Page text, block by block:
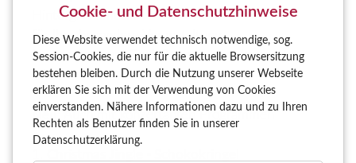
Cookie- und Datenschutzhinweise
Diese Website verwendet technisch notwendige, sog.
Session-Cookies, die nur für die aktuelle Browsersitzung
bestehen bleiben. Durch die Nutzung unserer Webseite
erklären Sie sich mit der Verwendung von Cookies
einverstanden. Nähere Informationen dazu und zu Ihren
Rechten als Benutzer finden Sie in unserer
Datenschutzerklärung.
Hintergrundmusik
für Ihre besondere Veranstaltung.
Lounge-Jazz zum Genießen. stilvoll - charmant -
leicht
Neu:Auch mit konzertanten Programmen